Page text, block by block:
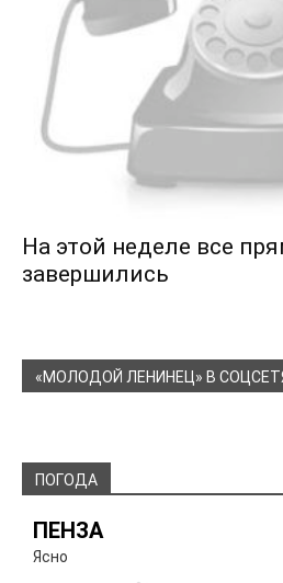
На этой неделе все
завершились
«МОЛОДОЙ ЛЕНИНЕЦ» В
ПОГОДА
ПЕНЗА
Ясно